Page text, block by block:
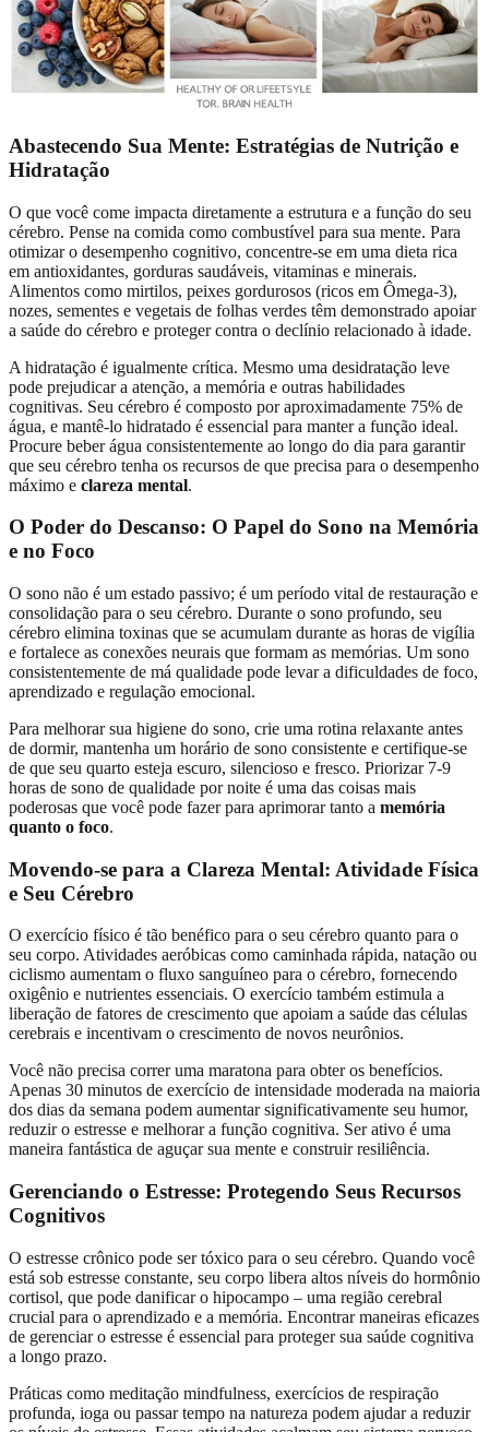
Abastecendo Sua Mente: Estratégias de Nutrição e
Hidratação
O que você come impacta diretamente a estrutura e a função do seu
cérebro. Pense na comida como combustível para sua mente. Para
otimizar o desempenho cognitivo, concentre-se em uma dieta rica
em antioxidantes, gorduras saudáveis, vitaminas e minerais.
Alimentos como mirtilos, peixes gordurosos (ricos em Ômega-3),
nozes, sementes e vegetais de folhas verdes têm demonstrado apoiar
a saúde do cérebro e proteger contra o declínio relacionado à idade.
A hidratação é igualmente crítica. Mesmo uma desidratação leve
pode prejudicar a atenção, a memória e outras habilidades
cognitivas. Seu cérebro é composto por aproximadamente 75% de
água, e mantê-lo hidratado é essencial para manter a função ideal.
Procure beber água consistentemente ao longo do dia para garantir
que seu cérebro tenha os recursos de que precisa para o desempenho
máximo e clareza mental.
O Poder do Descanso: O Papel do Sono na Memória
e no Foco
O sono não é um estado passivo; é um período vital de restauração e
consolidação para o seu cérebro. Durante o sono profundo, seu
cérebro elimina toxinas que se acumulam durante as horas de vigília
e fortalece as conexões neurais que formam as memórias. Um sono
consistentemente de má qualidade pode levar a dificuldades de foco,
aprendizado e regulação emocional.
Para melhorar sua higiene do sono, crie uma rotina relaxante antes
de dormir, mantenha um horário de sono consistente e certifique-se
de que seu quarto esteja escuro, silencioso e fresco. Priorizar 7-9
horas de sono de qualidade por noite é uma das coisas mais
poderosas que você pode fazer para aprimorar tanto a memória
quanto o foco.
Movendo-se para a Clareza Mental: Atividade Física
e Seu Cérebro
O exercício físico é tão benéfico para o seu cérebro quanto para o
seu corpo. Atividades aeróbicas como caminhada rápida, natação ou
ciclismo aumentam o fluxo sanguíneo para o cérebro, fornecendo
oxigênio e nutrientes essenciais. O exercício também estimula a
liberação de fatores de crescimento que apoiam a saúde das células
cerebrais e incentivam o crescimento de novos neurônios.
Você não precisa correr uma maratona para obter os benefícios.
Apenas 30 minutos de exercício de intensidade moderada na maioria
dos dias da semana podem aumentar significativamente seu humor,
reduzir o estresse e melhorar a função cognitiva. Ser ativo é uma
maneira fantástica de aguçar sua mente e construir resiliência.
Gerenciando o Estresse: Protegendo Seus Recursos
Cognitivos
O estresse crônico pode ser tóxico para o seu cérebro. Quando você
está sob estresse constante, seu corpo libera altos níveis do hormônio
cortisol, que pode danificar o hipocampo – uma região cerebral
crucial para o aprendizado e a memória. Encontrar maneiras eficazes
de gerenciar o estresse é essencial para proteger sua saúde cognitiva
a longo prazo.
Práticas como meditação mindfulness, exercícios de respiração
profunda, ioga ou passar tempo na natureza podem ajudar a reduzir